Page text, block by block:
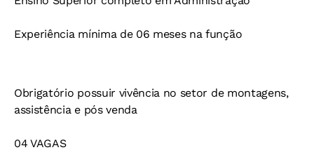
Experiência mínima de 06 meses na função
Obrigatório possuir vivência no setor de montagens,
assistência e pós venda
04 VAGAS